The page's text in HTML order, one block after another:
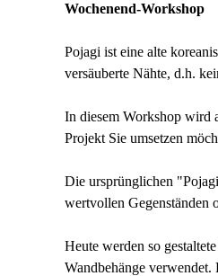
Wochenend-Workshop
Pojagi ist eine alte
versäuberte Nähte, d.h.
In diesem Workshop wird
Projekt Sie umsetzen
Die ursprünglichen
wertvollen Gegenständen
Heute werden so
Wandbehänge